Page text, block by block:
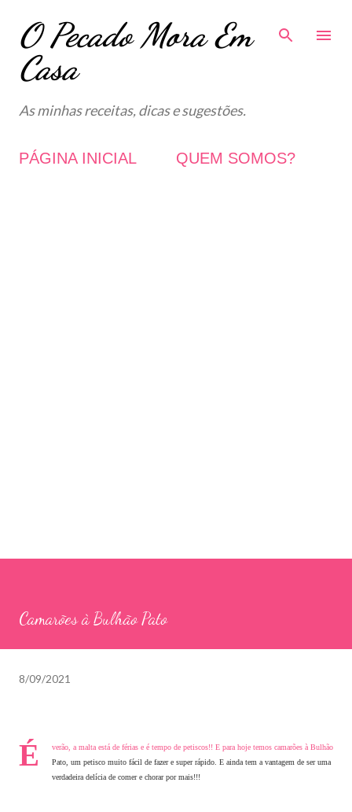
Avançar para o conteúdo principal
O Pecado Mora Em
Casa
As minhas receitas, dicas e sugestões.
PÁGINA INICIAL QUEM SOMOS?
Camarões à Bulhão Pato
8/09/2021
É
verão, a malta está de férias e é tempo de petiscos!! E para hoje temos camarões à Bulhão
Pato, um petisco muito fácil de fazer e super rápido. E ainda tem a vantagem de ser uma
verdadeira delícia de comer e chorar por mais!!!